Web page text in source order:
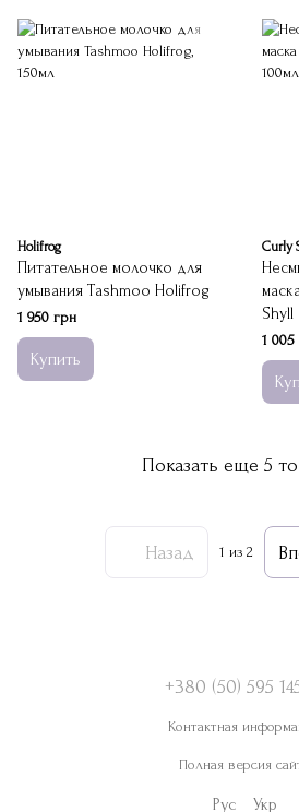
Holifrog
Питательное молочко для
умывания Tashmoo Holifrog
1 950 грн
Купить
Curly
Shyll
1 005
Показать еще 5
Назад 1 из 2
+380 (50) 595
Контактная
Полная версия
Рус Укр